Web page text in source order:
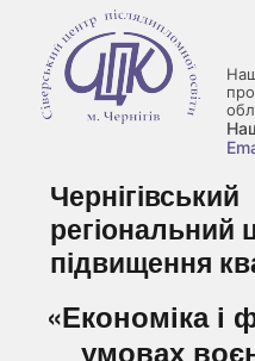
Чернігівський
регіональний
підвищення
«Економіка і
умовах